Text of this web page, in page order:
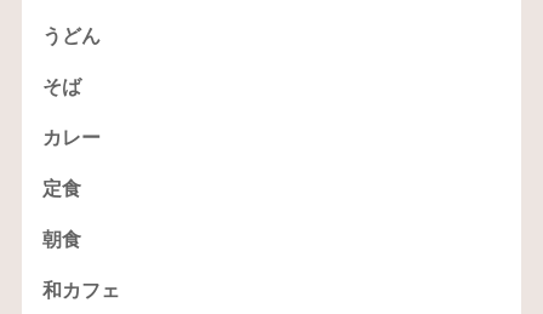
うどん
そば
カレー
定食
朝食
和カフェ